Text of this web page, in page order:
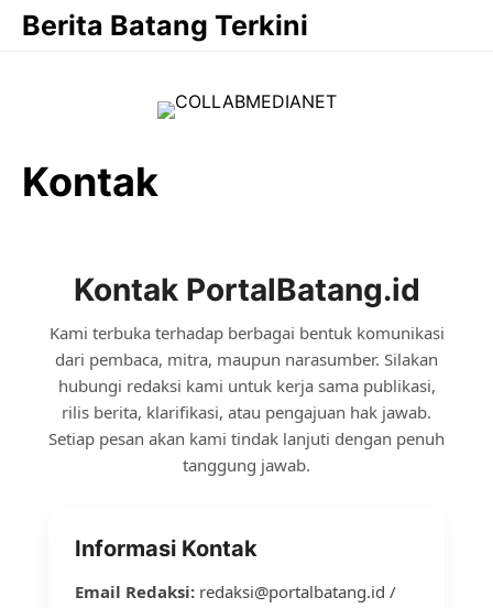
Langsung
Berita Batang Terkini
Kontak
Kontak PortalBatang.id
Kami terbuka terhadap berbagai bentuk komunikasi
dari pembaca, mitra, maupun narasumber. Silakan
hubungi redaksi kami untuk kerja sama publikasi,
rilis berita, klarifikasi, atau pengajuan hak jawab.
Setiap pesan akan kami tindak lanjuti dengan penuh
tanggung jawab.
Informasi Kontak
Email Redaksi: redaksi@portalbatang.id /